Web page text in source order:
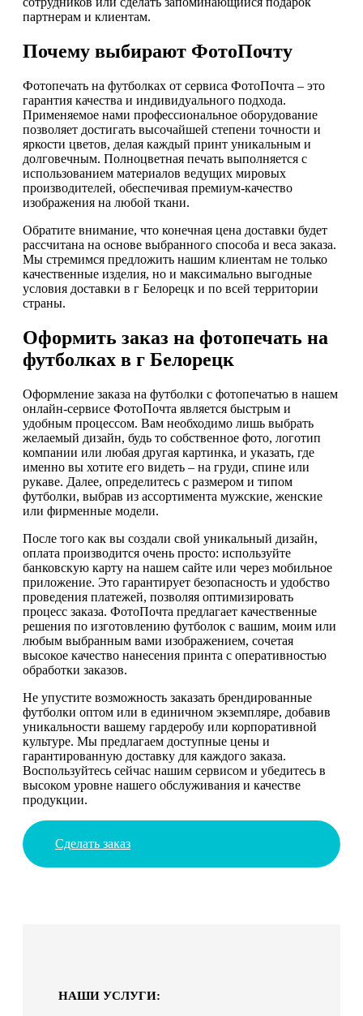
партнерам и клиентам.
Почему выбирают ФотоПочту
Фотопечать на футболках от сервиса ФотоПочта – это
гарантия качества и индивидуального подхода.
Применяемое нами профессиональное оборудование
позволяет достигать высочайшей степени точности и
яркости цветов, делая каждый принт уникальным и
долговечным. Полноцветная печать выполняется с
использованием материалов ведущих мировых
производителей, обеспечивая премиум-качество
изображения на любой ткани.
Обратите внимание, что конечная цена доставки будет
рассчитана на основе выбранного способа и веса заказа.
Мы стремимся предложить нашим клиентам не только
качественные изделия, но и максимально выгодные
условия доставки в г Белорецк и по всей территории
страны.
Оформить заказ на фотопечать на
футболках в г Белорецк
Оформление заказа на футболки с фотопечатью в нашем
онлайн-сервисе ФотоПочта является быстрым и
удобным процессом. Вам необходимо лишь выбрать
желаемый дизайн, будь то собственное фото, логотип
компании или любая другая картинка, и указать, где
именно вы хотите его видеть – на груди, спине или
рукаве. Далее, определитесь с размером и типом
футболки, выбрав из ассортимента мужские, женские
или фирменные модели.
После того как вы создали свой уникальный дизайн,
оплата производится очень просто: используйте
банковскую карту на нашем сайте или через мобильное
приложение. Это гарантирует безопасность и удобство
проведения платежей, позволяя оптимизировать
процесс заказа. ФотоПочта предлагает качественные
решения по изготовлению футболок с вашим, моим или
любым выбранным вами изображением, сочетая
высокое качество нанесения принта с оперативностью
обработки заказов.
Не упустите возможность заказать брендированные
футболки оптом или в единичном экземпляре, добавив
уникальности вашему гардеробу или корпоративной
культуре. Мы предлагаем доступные цены и
гарантированную доставку для каждого заказа.
Воспользуйтесь сейчас нашим сервисом и убедитесь в
высоком уровне нашего обслуживания и качестве
продукции.
Сделать заказ
НАШИ УСЛУГИ: